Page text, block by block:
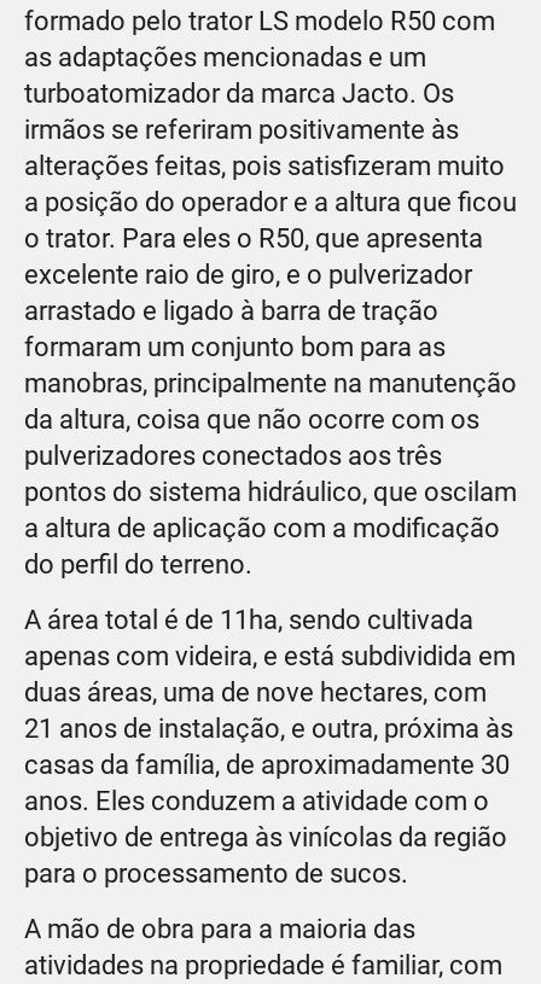
formado pelo trator LS modelo R50 com
as adaptações mencionadas e um
turboatomizador da marca Jacto. Os
irmãos se referiram positivamente às
alterações feitas, pois satisfizeram muito
a posição do operador e a altura que ficou
o trator. Para eles o R50, que apresenta
excelente raio de giro, e o pulverizador
arrastado e ligado à barra de tração
formaram um conjunto bom para as
manobras, principalmente na manutenção
da altura, coisa que não ocorre com os
pulverizadores conectados aos três
pontos do sistema hidráulico, que oscilam
a altura de aplicação com a modificação
do perfil do terreno.
A área total é de 11ha, sendo cultivada
apenas com videira, e está subdividida em
duas áreas, uma de nove hectares, com
21 anos de instalação, e outra, próxima às
casas da família, de aproximadamente 30
anos. Eles conduzem a atividade com o
objetivo de entrega às vinícolas da região
para o processamento de sucos.
A mão de obra para a maioria das
atividades na propriedade é familiar, com